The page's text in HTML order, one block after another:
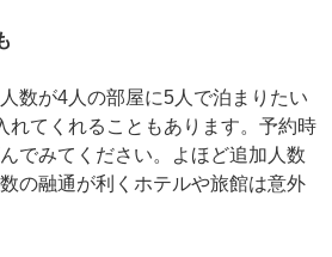
数が4人の部屋に5人で泊まりたい
れてくれることもあります。予約時
でみてください。よほど追加人数
の融通が利くホテルや旅館は意外